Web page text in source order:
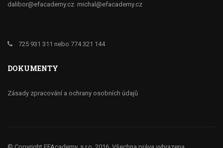
dalibor@efacademy.cz michal@efacademy.cz
725 931 311 nebo 774 321 144
DOKUMENTY
Zásady zpracování a ochrany osobních údajů